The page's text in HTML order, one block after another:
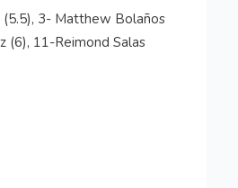
(5.5), 3- Matthew Bolaños
(6), 11-Reimond Salas